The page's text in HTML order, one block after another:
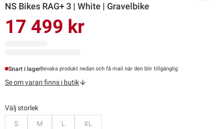
NS Bikes RAG+ 3 | White | Gravelbike
17 499 kr
Snart i lagerBevaka produkt nedan och få mail när den blir tillgänglig
Se om varan finns i butik
Välj storlek
S
M L XL